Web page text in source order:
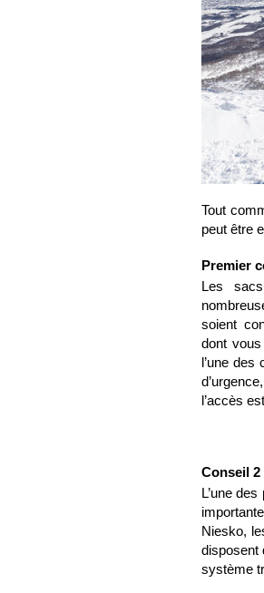
Tout
peut être
Premier
Les
soient
dont
l’une
l’accès
Conseil
L’une
Niesko,
disposent
système